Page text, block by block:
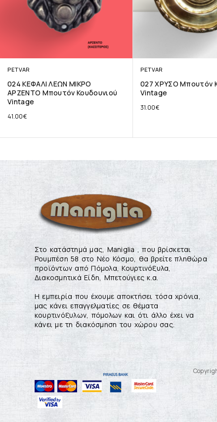
PETVAR
024 ΚΕΦΑΛΙ ΛΕΩΝ ΜΙΚΡΟ
ΑΡΖΕΝΤΟ Μπουτόν Κουδουνιού
Vintage
41.00€
PETVAR
027 ΧΡΥΣΟ Μπουτόν
Vintage
31.00€
Στο κατάστημά μας, Maniglia , που βρίσκεται
Ρουμπέση 58 στο Νέο Κόσμο, θα βρείτε πληθώρα
προϊόντων από Πόμολα, Κουρτινόξυλα,
Διακοσμητικά Είδη, Μπετούγιες κ.α.
Η εμπειρία που έχουμε αποκτήσει τόσα χρόνια,
μας κάνει επαγγελματίες σε θέματα
κουρτινόξυλων, πόμολων και ότι άλλο έχει να
κάνει με τη διακόσμηση του χώρου σας.